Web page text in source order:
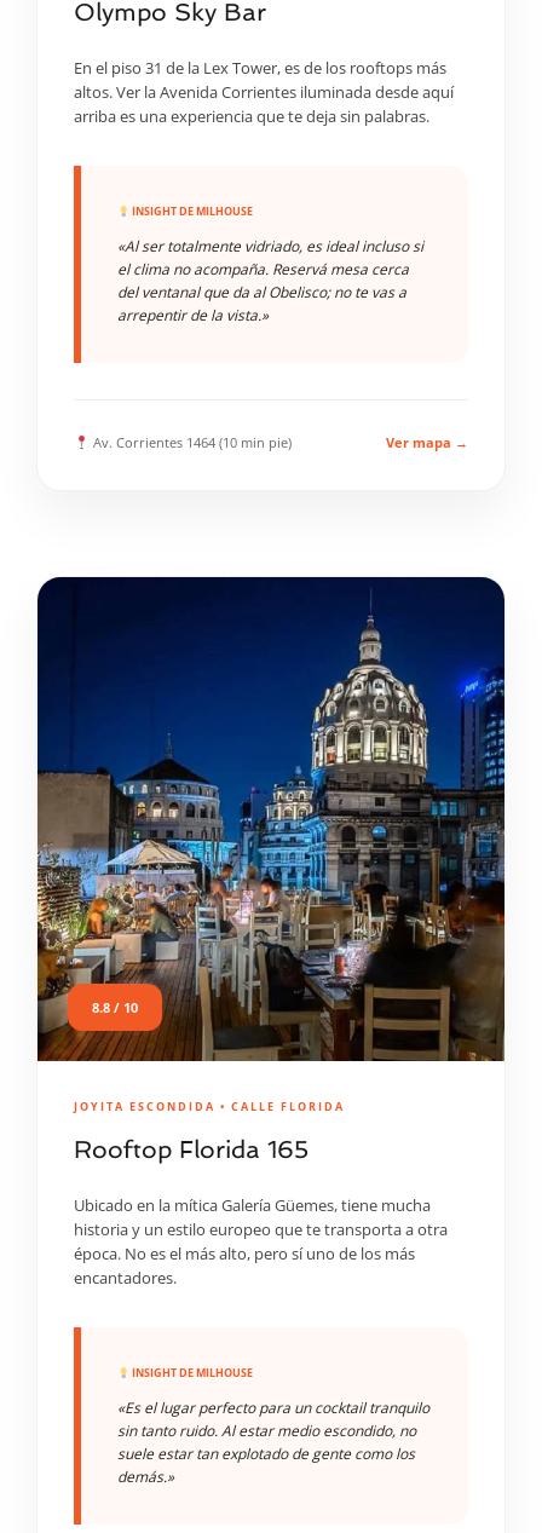
Olympo Sky Bar
En el piso 31 de la Lex Tower, es de los rooftops más
altos. Ver la Avenida Corrientes iluminada desde aquí
arriba es una experiencia que te deja sin palabras.
INSIGHT DE MILHOUSE
«Al ser totalmente vidriado, es ideal incluso si
el clima no acompaña. Reservá mesa cerca
del ventanal que da al Obelisco; no te vas a
arrepentir de la vista.»
Av. Corrientes 1464 (10 min pie) Ver mapa →
8.8 / 10
JOYITA ESCONDIDA • CALLE FLORIDA
Rooftop Florida 165
Ubicado en la mítica Galería Güemes, tiene mucha
historia y un estilo europeo que te transporta a otra
época. No es el más alto, pero sí uno de los más
encantadores.
INSIGHT DE MILHOUSE
«Es el lugar perfecto para un cocktail tranquilo
sin tanto ruido. Al estar medio escondido, no
suele estar tan explotado de gente como los
demás.»